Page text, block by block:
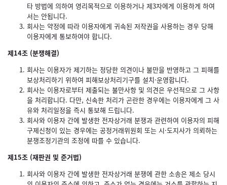
타 방법에 의하여 영리목적으로 이용하거나 제3자에게 이용하게 하여
서는 안됩니다.
회사는 약정에 따라 이용자에게 귀속된 저작권을 사용하는 경우 당해
이용자에게 통보하여야 합니다.
제14조 (분쟁해결)
회사는 이용자가 제기하는 정당한 의견이나 불만을 반영하고 그 피해를
보상처리하기 위하여 피해보상처리기구를 설치·운영합니다.
회사는 이용자로부터 제출되는 불만사항 및 의견은 우선적으로 그 사항
을 처리합니다. 다만, 신속한 처리가 곤란한 경우에는 이용자에게 그 사
유와 처리일정을 즉시 통보해 드립니다.
회사와 이용자 간에 발생한 전자상거래 분쟁과 관련하여 이용자의 피해
구제신청이 있는 경우에는 공정거래위원회 또는 시·도지사가 의뢰하는
분쟁조정기관의 조정에 따를 수 있습니다.
제15조 (재판권 및 준거법)
회사와 이용자 간에 발생한 전자상거래 분쟁에 관한 소송은 제소 당시